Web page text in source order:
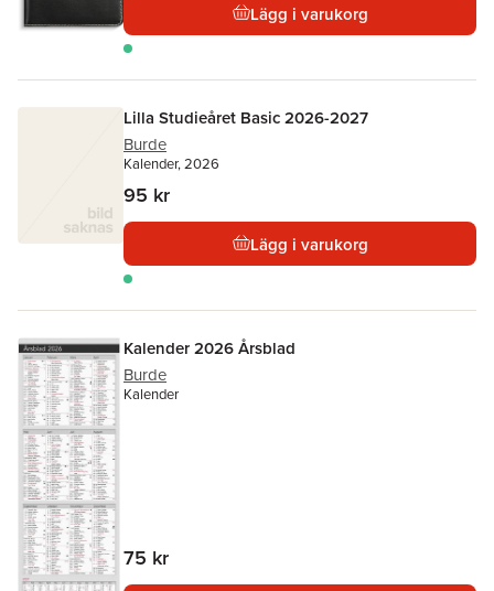
Lägg i varukorg
Lilla Studieåret Basic 2026-2027
Burde
Kalender, 2026
95 kr
Lägg i varukorg
Kalender 2026 Årsblad
Burde
Kalender
75 kr